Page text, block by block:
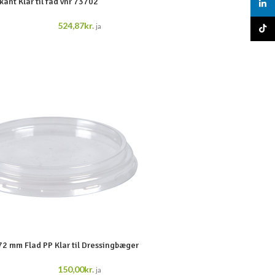
524,87kr. ja
mm Flad PP Klar til Dressingbæger
150,00kr. ja